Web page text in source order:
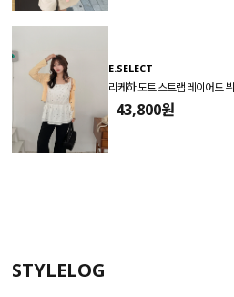
E.SELECT
리케하 도트 스트랩 레이어드
43,800원
STYLELOG